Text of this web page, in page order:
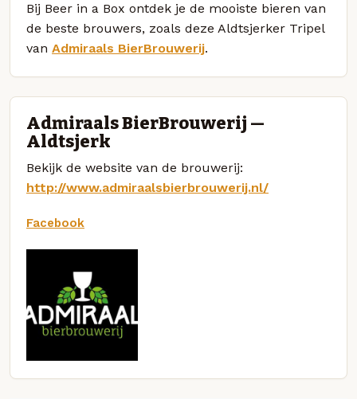
Bij Beer in a Box ontdek je de mooiste bieren van
de beste brouwers, zoals deze Aldtsjerker Tripel
van Admiraals BierBrouwerij.
Admiraals BierBrouwerij —
Aldtsjerk
Bekijk de website van de brouwerij:
http://www.admiraalsbierbrouwerij.nl/
Facebook